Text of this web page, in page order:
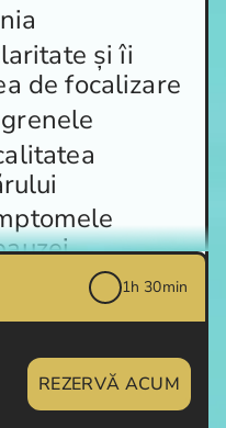
și îi
de focalizare
Elisara,
presat la
soarelui
1h 30min
REZERVĂ ACUM